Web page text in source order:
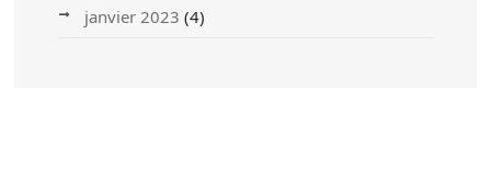
janvier 2023 (4)